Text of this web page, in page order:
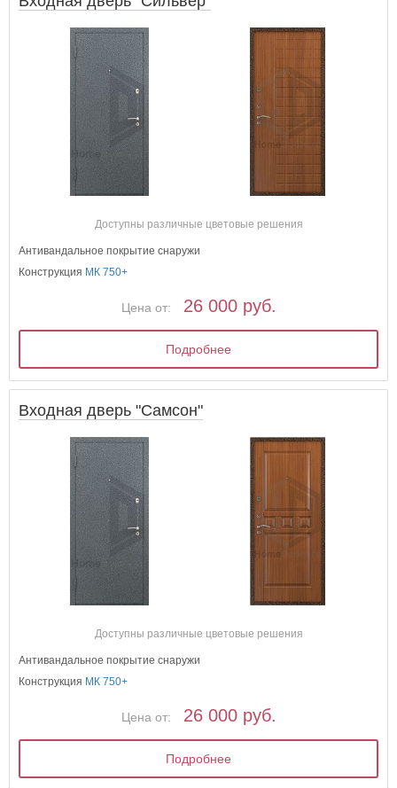
Доступны различные цветовые решения
Антивандальное покрытие снаружи
Конструкция МК 750+
Цена от: 26 000 руб.
Подробнее
Входная дверь "Самсон"
Доступны различные цветовые решения
Антивандальное покрытие снаружи
Конструкция МК 750+
Цена от: 26 000 руб.
Подробнее